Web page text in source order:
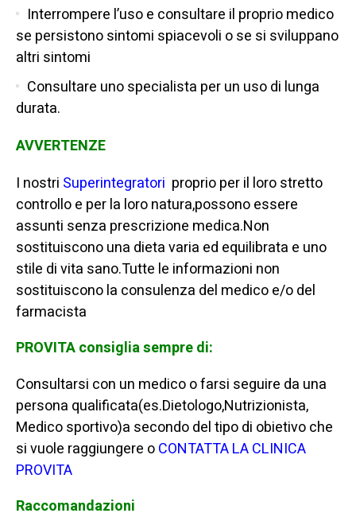
Interrompere l’uso e consultare il proprio medico
se persistono sintomi spiacevoli o se si sviluppano
altri sintomi
Consultare uno specialista per un uso di lunga
durata.
AVVERTENZE
I nostri Superintegratori proprio per il loro stretto
controllo e per la loro natura,possono essere
assunti senza prescrizione medica.Non
sostituiscono una dieta varia ed equilibrata e uno
stile di vita sano.Tutte le informazioni non
sostituiscono la consulenza del medico e/o del
farmacista
PROVITA consiglia sempre di:
Consultarsi con un medico o farsi seguire da una
persona qualificata(es.Dietologo,Nutrizionista,
Medico sportivo)a secondo del tipo di obietivo che
si vuole raggiungere oCONTATTA LA CLINICA
PROVITA
Raccomandazioni